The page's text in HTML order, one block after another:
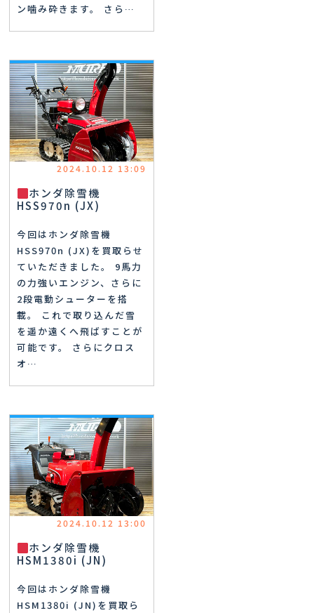
ン噛み砕きます。 さら…
2024.10.12 13:09
ホンダ除雪機
HSS970n (JX)
今回はホンダ除雪機
HSS970n (JX)を買取らせ
ていただきました。 9馬力
の力強いエンジン、さらに
2段電動シューターを搭
載。 これで取り込んだ雪
を遥か遠くへ飛ばすことが
可能です。 さらにクロス
オ…
2024.10.12 13:00
ホンダ除雪機
HSM1380i (JN)
今回はホンダ除雪機
HSM1380i (JN)を買取ら